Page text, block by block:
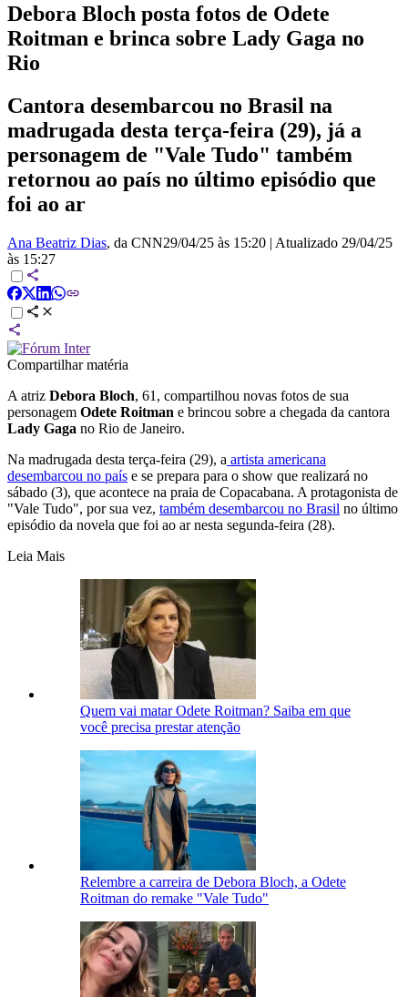
Debora Bloch posta fotos de Odete
Roitman e brinca sobre Lady Gaga no
Rio
Cantora desembarcou no Brasil na
madrugada desta terça-feira (29), já a
personagem de "Vale Tudo" também
retornou ao país no último episódio que
foi ao ar
Ana Beatriz Dias, da CNN29/04/25 às 15:20 | Atualizado 29/04/25
às 15:27
Compartilhar matéria
A atriz Debora Bloch, 61, compartilhou novas fotos de sua
personagem Odete Roitman e brincou sobre a chegada da cantora
Lady Gaga no Rio de Janeiro.
Na madrugada desta terça-feira (29), a artista americana
desembarcou no país e se prepara para o show que realizará no
sábado (3), que acontece na praia de Copacabana. A protagonista de
"Vale Tudo", por sua vez, também desembarcou no Brasil no último
episódio da novela que foi ao ar nesta segunda-feira (28).
Leia Mais
Quem vai matar Odete Roitman? Saiba em que
você precisa prestar atenção
Relembre a carreira de Debora Bloch, a Odete
Roitman do remake "Vale Tudo"